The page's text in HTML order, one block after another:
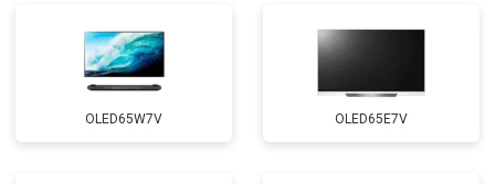
OLED65W7V OLED65E7V